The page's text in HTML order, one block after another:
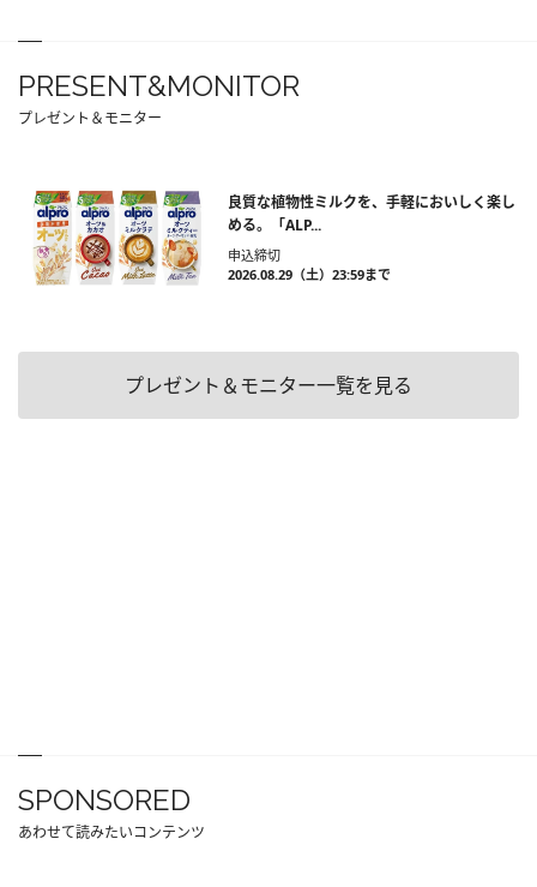
PRESENT&MONITOR
プレゼント＆モニター
良質な植物性ミルクを、手軽においしく楽し
める。「ALP...
申込締切
2026.08.29（土）23:59まで
プレゼント＆モニター一覧を見る
SPONSORED
あわせて読みたいコンテンツ